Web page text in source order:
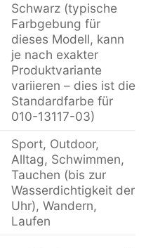
Schwarz (typische
Farbgebung für
dieses Modell, kann
je nach exakter
Produktvariante
variieren – dies ist die
Standardfarbe für
010-13117-03)
Sport, Outdoor,
Alltag, Schwimmen,
Tauchen (bis zur
Wasserdichtigkeit der
Uhr), Wandern,
Laufen